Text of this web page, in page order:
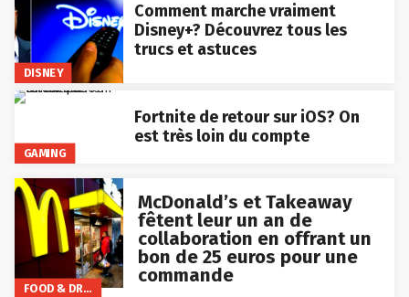
DISNEY
Comment marche vraiment
Disney+? Découvrez tous les
trucs et astuces
GAMING
Fortnite de retour sur iOS? On
est très loin du compte
FOOD & DRINKS
McDonald’s et Takeaway
fêtent leur un an de
collaboration en offrant un
bon de 25 euros pour une
commande